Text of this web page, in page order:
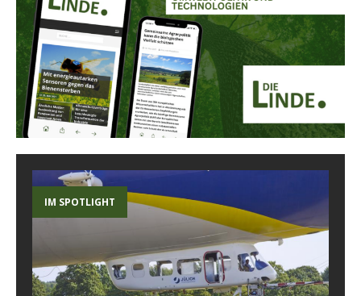
IM SPOTLIGHT